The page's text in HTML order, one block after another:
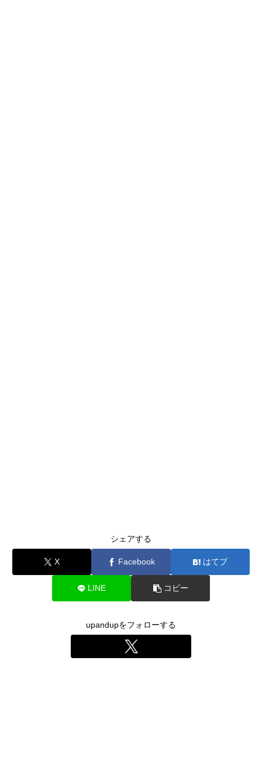
シェアする
X Facebook はてブ
LINE コピー
upandupをフォローする